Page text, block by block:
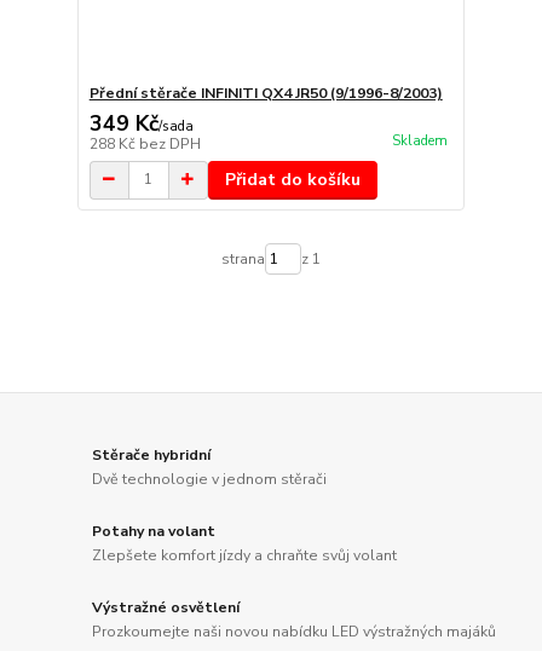
Přední stěrače INFINITI QX4 JR50 (9/1996-8/2003)
349 Kč/sada
288 Kč bez DPH Skladem
Přidat do košíku
strana z 1
Stěrače hybridní
Dvě technologie v jednom stěrači
Potahy na volant
Zlepšete komfort jízdy a chraňte svůj volant
Výstražné osvětlení
Prozkoumejte naši novou nabídku LED výstražných majáků